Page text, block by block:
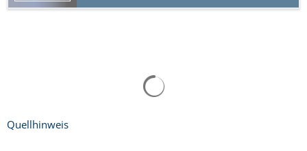
Quellhinweis